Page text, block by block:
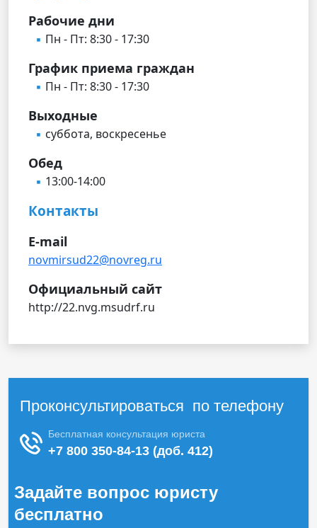
Рабочие дни
Пн - Пт: 8:30 - 17:30
График приема граждан
Пн - Пт: 8:30 - 17:30
Выходные
суббота, воскресенье
Обед
13:00-14:00
Контакты
E-mail
novmirsud22@novreg.ru
Официальный сайт
http://22.nvg.msudrf.ru